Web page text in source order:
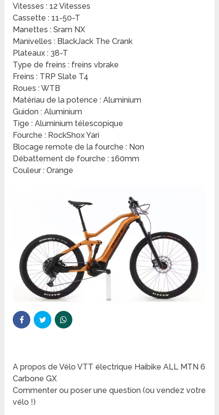
Vitesses : 12 Vitesses
Cassette : 11-50-T
Manettes : Sram NX
Manivelles : BlackJack The Crank
Plateaux : 38-T
Type de freins : freins vbrake
Freins : TRP Slate T4
Roues : WTB
Matériau de la potence : Aluminium
Guidon : Aluminium
Tige : Aluminium télescopique
Fourche : RockShox Yari
Blocage remote de la fourche : Non
Débattement de fourche : 160mm
Couleur : Orange
A propos de Vélo VTT électrique Haibike ALL MTN 6
Carbone GX
Commenter ou poser une question (ou vendez votre
vélo !)